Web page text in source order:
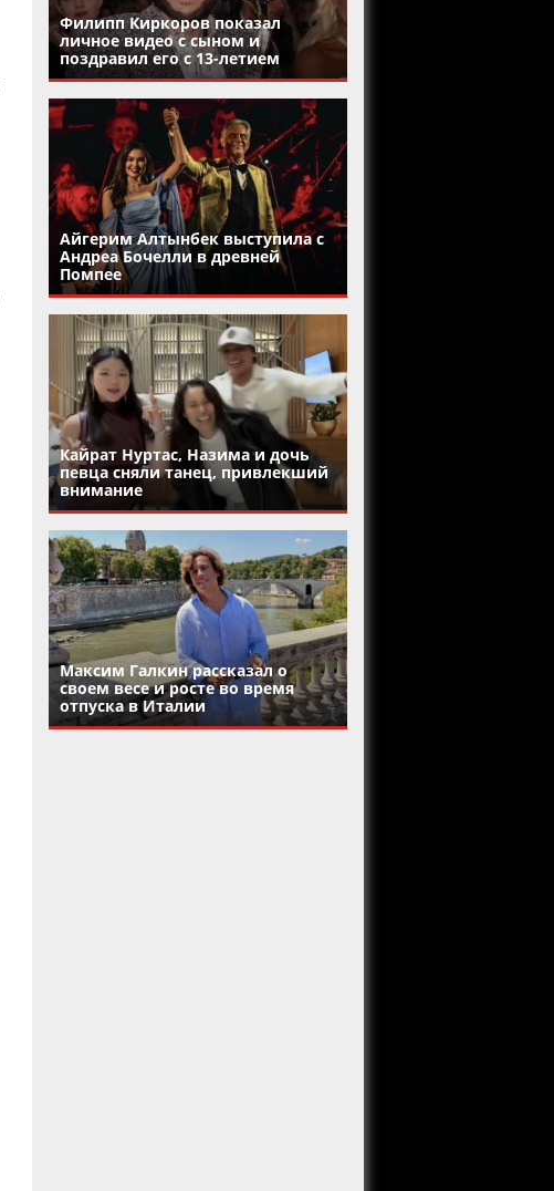
Филипп Киркоров показал
личное видео с сыном и
поздравил его с 13-летием
Айгерим Алтынбек выступила с
Андреа Бочелли в древней
Помпее
Кайрат Нуртас, Назима и дочь
певца сняли танец, привлекший
внимание
Максим Галкин рассказал о
своем весе и росте во время
отпуска в Италии